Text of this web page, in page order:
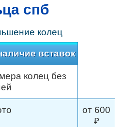
спб
колец
вставок
колец без
от 600
₽